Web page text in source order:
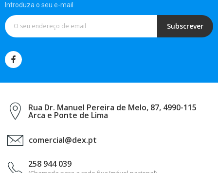
Introduza o seu e-mail
Subscrever
Rua Dr. Manuel Pereira de Melo, 87, 4990-115
Arca e Ponte de Lima
comercial@dex.pt
258 944 039